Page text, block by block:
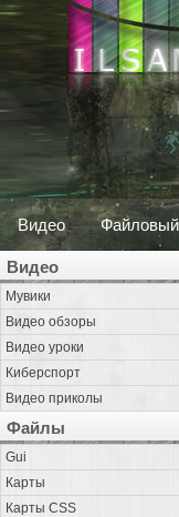
Видео
Видео
Мувики
Видео обзоры
Видео уроки
Киберспорт
Видео приколы
Файлы
Gui
Карты
Карты CSS